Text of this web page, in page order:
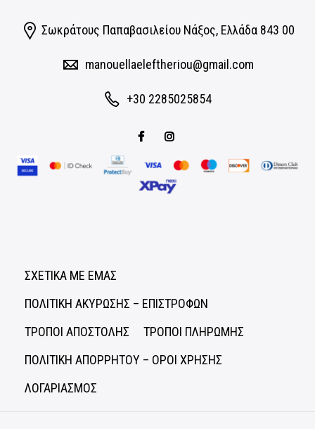
Σωκράτους Παπαβασιλείου Νάξος, Eλλάδα 843 00
manouellaeleftheriou@gmail.com
+30 2285025854
ΣΧΕΤΙΚΑ ΜΕ ΕΜΑΣ
ΠΟΛΙΤΙΚΗ ΑΚΥΡΩΣΗΣ – ΕΠΙΣΤΡΟΦΩΝ
ΤΡΟΠΟΙ ΑΠΟΣΤΟΛΗΣ
ΤΡΟΠΟΙ ΠΛΗΡΩΜΗΣ
ΠΟΛΙΤΙΚΗ ΑΠΟΡΡΗΤΟΥ – ΟΡΟΙ ΧΡΗΣΗΣ
ΛΟΓΑΡΙΑΣΜΟΣ